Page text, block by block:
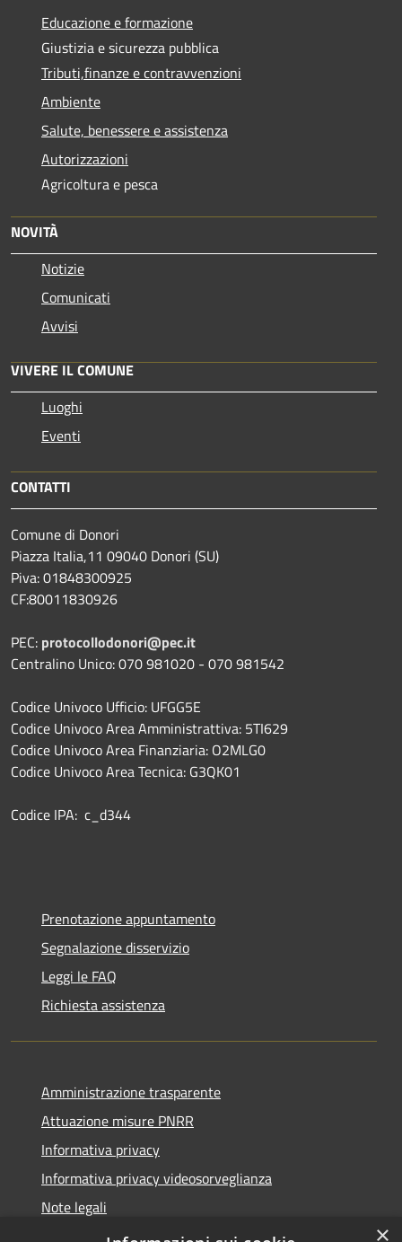
Educazione e formazione
Giustizia e sicurezza pubblica
Tributi,finanze e contravvenzioni
Ambiente
Salute, benessere e assistenza
Autorizzazioni
Agricoltura e pesca
NOVITÀ
Notizie
Comunicati
Avvisi
VIVERE IL COMUNE
Luoghi
Eventi
CONTATTI
Comune di Donori
Piazza Italia,11 09040 Donori (SU)
Piva: 01848300925
CF:80011830926
PEC: protocollodonori@pec.it
Centralino Unico: 070 981020 - 070 981542
Codice Univoco Ufficio: UFGG5E
Codice Univoco Area Amministrattiva: 5TI629
Codice Univoco Area Finanziaria: O2MLG0
Codice Univoco Area Tecnica: G3QK01
Codice IPA: c_d344
Prenotazione appuntamento
Segnalazione disservizio
Leggi le FAQ
Richiesta assistenza
Amministrazione trasparente
Attuazione misure PNRR
Informativa privacy
Informativa privacy videosorveglianza
Note legali
Dichiarazione di accessibilità
×